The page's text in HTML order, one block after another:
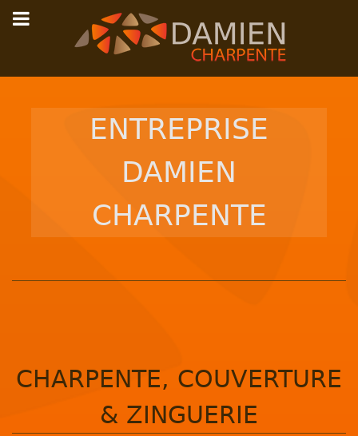
ENTREPRISE
DAMIEN
CHARPENTE
CHARPENTE, COUVERTURE
& ZINGUERIE